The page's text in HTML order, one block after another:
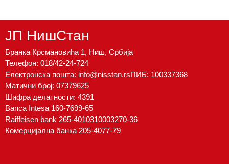
ЈП НишСтан
Бранка Крсмановића 1, Ниш, Србија
Телефон: 018/42-24-724
Електронска пошта: info@nisstan.rsПИБ: 100337368
Матични број: 07379625
Шифра делатности: 4391
Banca Intesa 160-7699-65
Raiffeisen bank 265-4010310003270-36
Комерцијална банка 205-4077-79